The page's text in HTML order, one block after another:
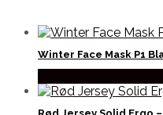
Winter Face Mask P1